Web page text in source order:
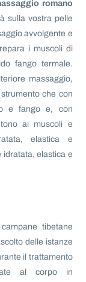
romano
sulla vostra pelle
avvolgente e
i muscoli di
fango termale.
massaggio,
che con
e fango e, con
ai muscoli e
elastica e
idratata, elastica e
tibetane
delle istanze
il trattamento
al corpo in